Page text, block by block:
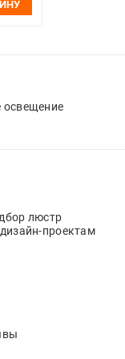
освещение
люстр
проектам